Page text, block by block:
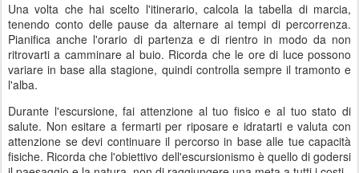
Una volta che hai scelto l'itinerario, calcola la tabella di marcia,
tenendo conto delle pause da alternare ai tempi di percorrenza.
Pianifica anche l'orario di partenza e di rientro in modo da non
ritrovarti a camminare al buio. Ricorda che le ore di luce possono
variare in base alla stagione, quindi controlla sempre il tramonto e
l'alba.
Durante l'escursione, fai attenzione al tuo fisico e al tuo stato di
salute. Non esitare a fermarti per riposare e idratarti e valuta con
attenzione se devi continuare il percorso in base alle tue capacità
fisiche. Ricorda che l'obiettivo dell'escursionismo è quello di godersi